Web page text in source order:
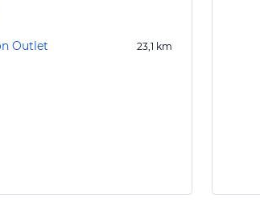
Outlet 23,1 km